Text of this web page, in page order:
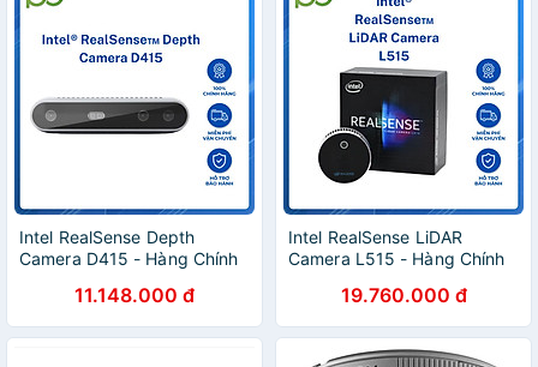
Intel RealSense Depth
Camera D415 - Hàng Chính
11.148.000 đ
Intel RealSense LiDAR
Camera L515 - Hàng Chính
19.760.000 đ